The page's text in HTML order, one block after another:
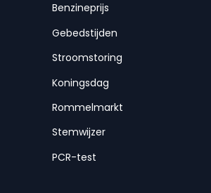
Benzineprijs
Gebedstijden
Stroomstoring
Koningsdag
Rommelmarkt
Stemwijzer
PCR-test